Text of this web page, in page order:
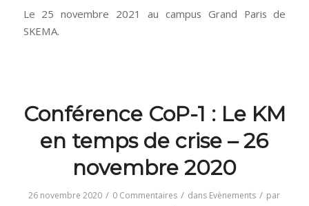
Le 25 novembre 2021 au campus Grand Paris de
SKEMA.
Conférence CoP-1 : Le KM
en temps de crise – 26
novembre 2020
26 novembre 2020 / 0 Commentaires / dans Evènements / par